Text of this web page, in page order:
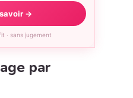
→
· sans jugement
par